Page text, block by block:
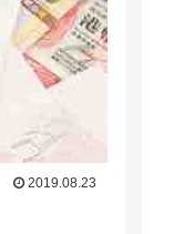
2019.08.23